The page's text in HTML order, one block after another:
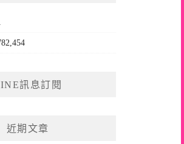
訊息訂閱
近期文章